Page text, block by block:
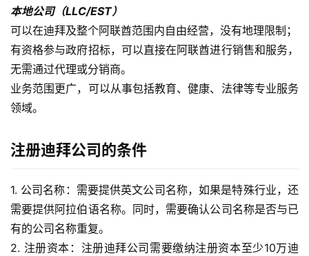
本地公司（LLC/EST）
可以在迪拜及整个阿联酋范围内自由经营，没有地理限制；
有资格参与政府招标，可以直接在阿联酋进行销售和服务，
无需通过代理或分销商。
业务范围更广，可以从事包括教育、健康、法律等专业服务
领域。
注册迪拜公司的条件
1. 公司名称： 需要提供英文公司名称，如果是特殊行业，还
需要提供阿拉伯语名称。同时，需要确认公司名称是否与已
有的公司名称重复。
2. 注册资本： 注册迪拜公司需要缴纳注册资本至少10万迪